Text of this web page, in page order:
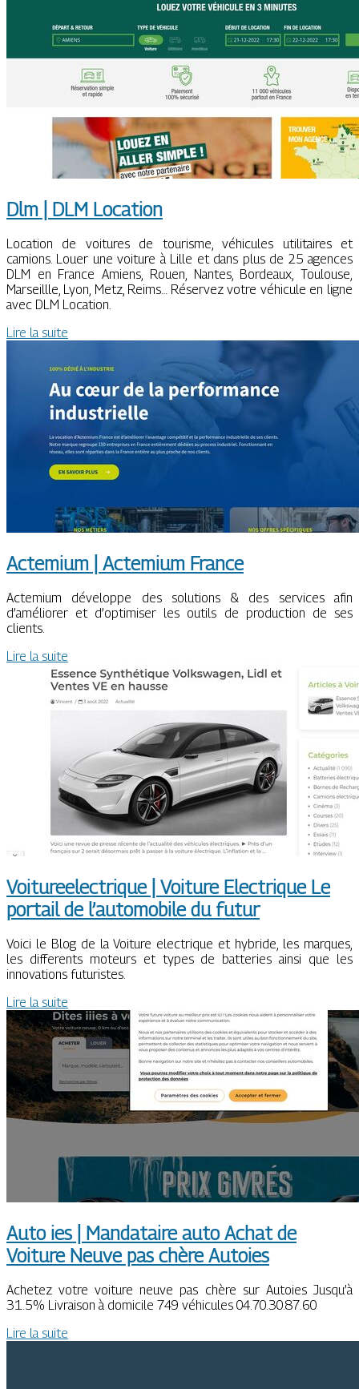
Dlm | DLM Location
Location de voitures de tourisme, véhicules utilitaires et
camions. Louer une voiture à Lille et dans plus de 25 agences
DLM en France Amiens, Rouen, Nantes, Bordeaux, Toulouse,
Marseillle, Lyon, Metz, Reims… Réservez votre véhicule en ligne
avec DLM Location.
Lire la suite
Actemium | Actemium France
Actemium développe des solutions & des services afin
d’améliorer et d’optimiser les outils de production de ses
clients.
Lire la suite
Voitureelectri­que | Voiture Electrique Le
portail de l’automobile du futur
Voici le Blog de la Voiture electrique et hybride, les marques,
les differents moteurs et types de batteries ainsi que les
innovations futuristes.
Lire la suite
Auto ies | Mandataire auto Achat de
Voiture Neuve pas chère Autoies
Achetez votre voiture neuve pas chère sur Autoies Jusqu’à
31.5% Livraison à domicile 749 véhicules 04.70.30.87.60
Lire la suite